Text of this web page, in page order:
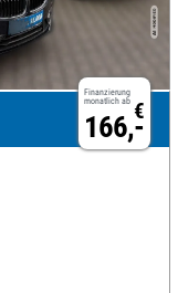
Finanzierung
monatlich ab €
166,-